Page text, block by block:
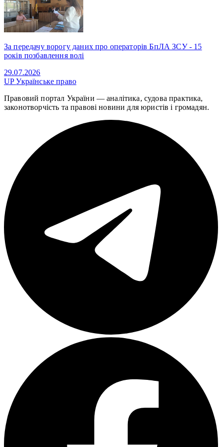
За передачу ворогу даних про операторів БпЛА ЗСУ - 15
років позбавлення волі
29.07.2026
UPУкраїнське право
Правовий портал України — аналітика, судова практика,
законотворчість та правові новини для юристів і громадян.